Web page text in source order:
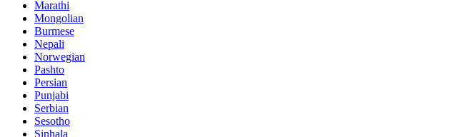
Marathi
Mongolian
Burmese
Nepali
Norwegian
Pashto
Persian
Punjabi
Serbian
Sesotho
Sinhala